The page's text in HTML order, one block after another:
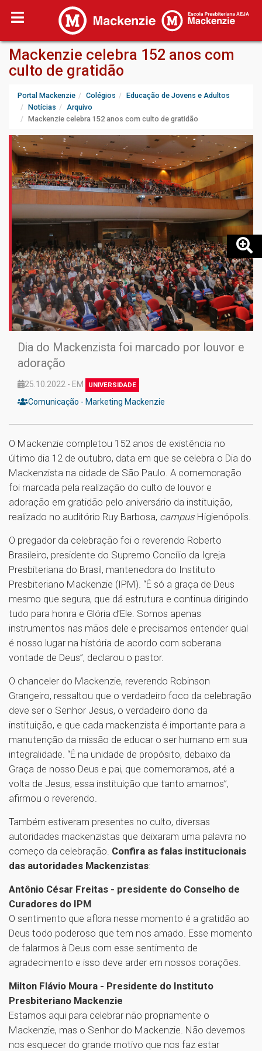
Mackenzie celebra 152 anos com
culto de gratidão
Portal Mackenzie Colégios
Educação de Jovens e Adultos
Notícias
Arquivo
Mackenzie celebra 152 anos com culto de gratidão
Dia do Mackenzista foi marcado por louvor e
adoração
25.10.2022 - EM UNIVERSIDADE
Comunicação - Marketing Mackenzie
O Mackenzie completou 152 anos de existência no
último dia 12 de outubro, data em que se celebra o Dia do
Mackenzista na cidade de São Paulo. A comemoração
foi marcada pela realização do culto de louvor e
adoração em gratidão pelo aniversário da instituição,
realizado no auditório Ruy Barbosa, campus Higienópolis.
O pregador da celebração foi o reverendo Roberto
Brasileiro, presidente do Supremo Concílio da Igreja
Presbiteriana do Brasil, mantenedora do Instituto
Presbiteriano Mackenzie (IPM). “É só a graça de Deus
mesmo que segura, que dá estrutura e continua dirigindo
tudo para honra e Glória d’Ele. Somos apenas
instrumentos nas mãos dele e precisamos entender qual
é nosso lugar na história de acordo com soberana
vontade de Deus”, declarou o pastor.
O chanceler do Mackenzie, reverendo Robinson
Grangeiro, ressaltou que o verdadeiro foco da celebração
deve ser o Senhor Jesus, o verdadeiro dono da
instituição, e que cada mackenzista é importante para a
manutenção da missão de educar o ser humano em sua
integralidade. “É na unidade de propósito, debaixo da
Graça de nosso Deus e pai, que comemoramos, até a
volta de Jesus, essa instituição que tanto amamos”,
afirmou o reverendo.
Também estiveram presentes no culto, diversas
autoridades mackenzistas que deixaram uma palavra no
começo da celebração. Confira as falas institucionais
das autoridades Mackenzistas:
Antônio César Freitas - presidente do Conselho de
Curadores do IPM
O sentimento que aflora nesse momento é a gratidão ao
Deus todo poderoso que tem nos amado. Esse momento
de falarmos à Deus com esse sentimento de
agradecimento e isso deve arder em nossos corações.
Milton Flávio Moura - Presidente do Instituto
Presbiteriano Mackenzie
Estamos aqui para celebrar não propriamente o
Mackenzie, mas o Senhor do Mackenzie. Não devemos
nos esquecer do grande motivo que nos faz estar